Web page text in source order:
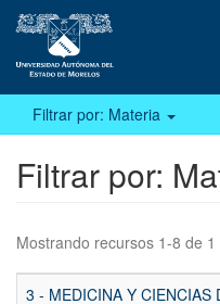
Filtrar por: Materia
Filtrar por:
Mostrando recursos 1-8 de 1
3 - MEDICINA Y CIENCIAS